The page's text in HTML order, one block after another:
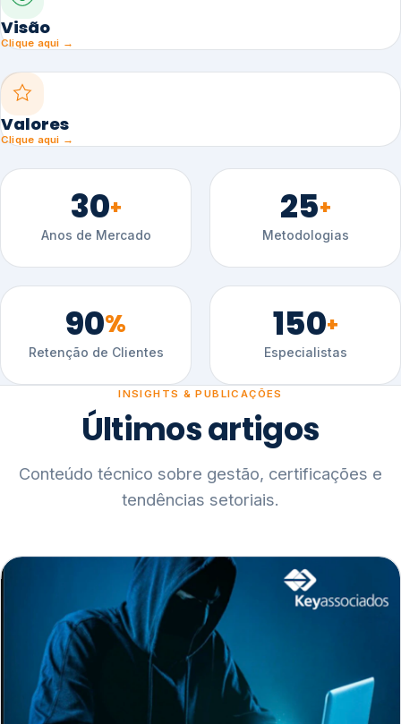
Visão
Clique aqui →
Valores
Clique aqui →
30+
Anos de Mercado
25+
Metodologias
90%
Retenção de Clientes
150+
Especialistas
INSIGHTS & PUBLICAÇÕES
Últimos artigos
Conteúdo técnico sobre gestão, certificações e
tendências setoriais.